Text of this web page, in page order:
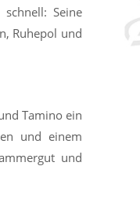
Seine
Ruhepol und
Tamino ein
und einem
und